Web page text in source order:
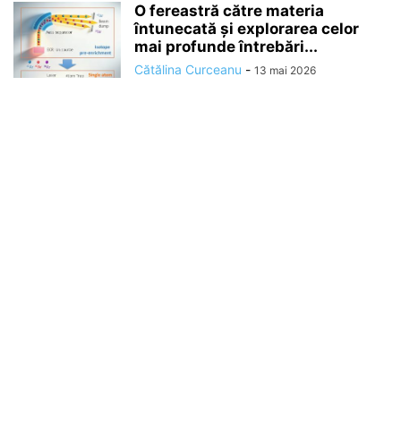
O fereastră către materia
întunecată și explorarea celor
mai profunde întrebări...
Cătălina Curceanu - 13 mai 2026